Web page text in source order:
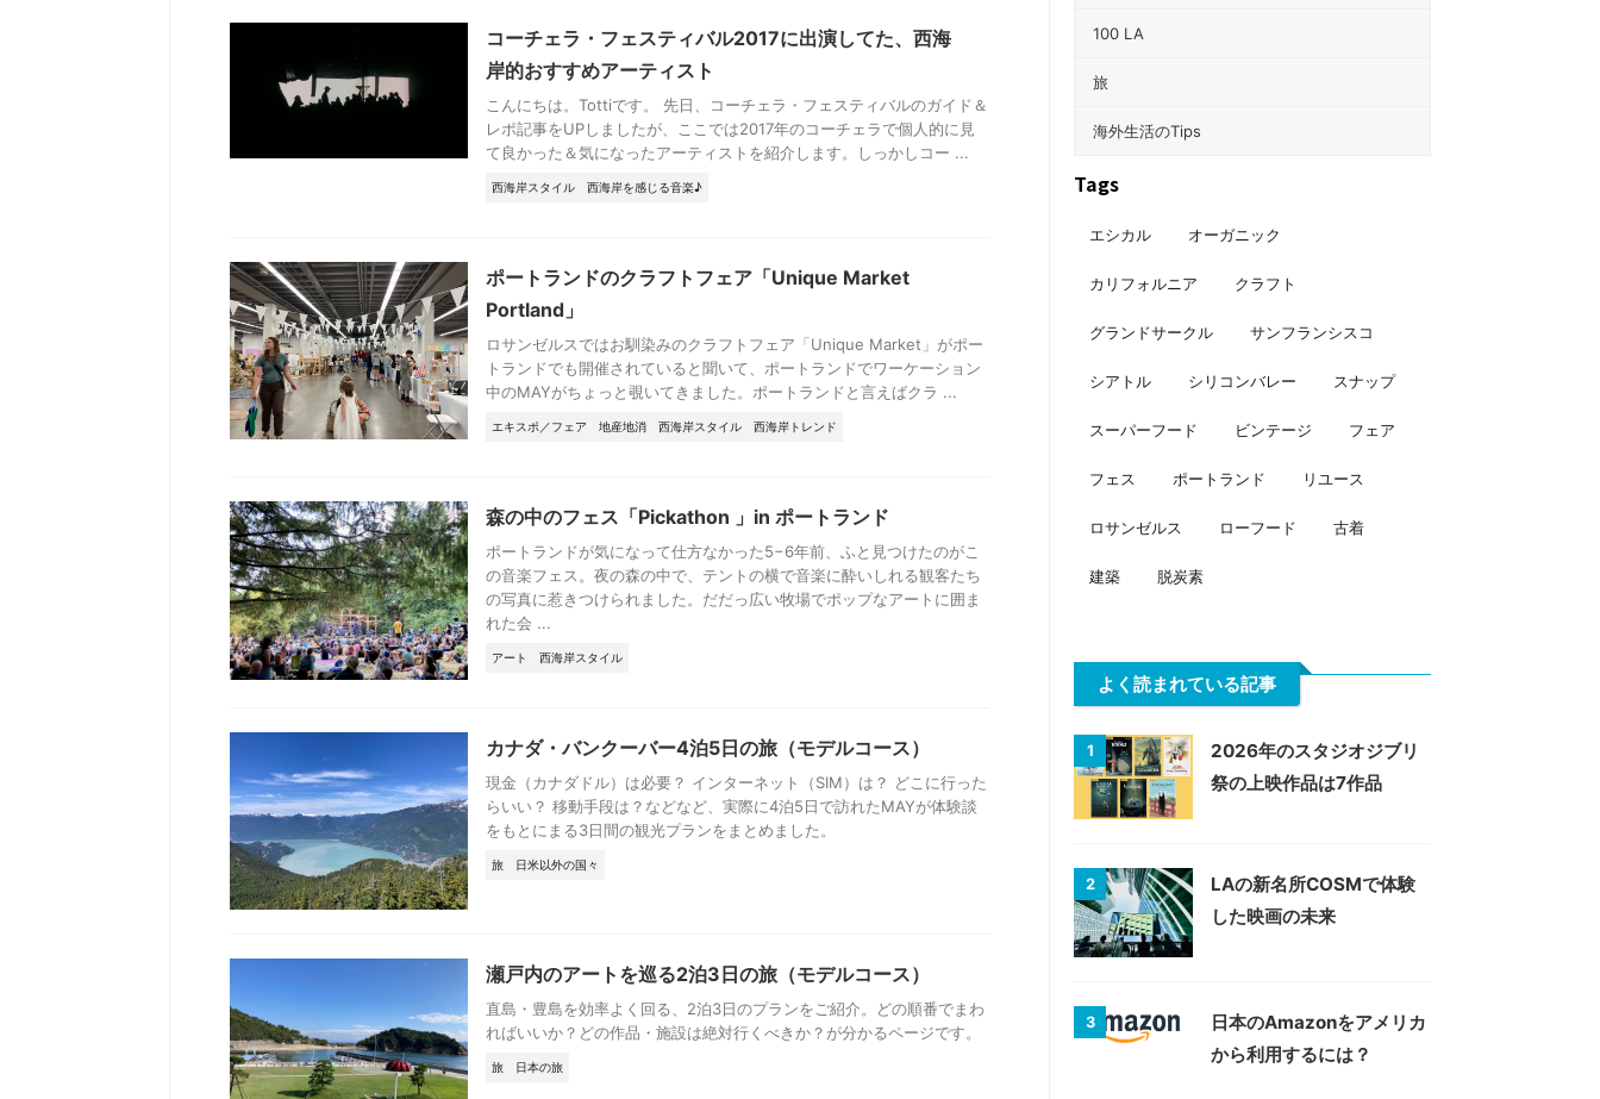
コーチェラ・フェスティバル2017に出演してた、西海
岸的おすすめアーティスト
こんにちは。Tottiです。 先日、コーチェラ・フェスティバルのガイド＆
レポ記事をUPしましたが、ここでは2017年のコーチェラで個人的に見
て良かった＆気になったアーティストを紹介します。しっかしコー ...
西海岸スタイル 西海岸を感じる音楽♪
ポートランドのクラフトフェア「Unique Market
Portland」
ロサンゼルスではお馴染みのクラフトフェア「Unique Market」がポー
トランドでも開催されていると聞いて、ポートランドでワーケーション
中のMAYがちょっと覗いてきました。ポートランドと言えばクラ ...
エキスポ／フェア 地産地消 西海岸スタイル 西海岸トレンド
森の中のフェス「Pickathon 」in ポートランド
ポートランドが気になって仕方なかった5−6年前、ふと見つけたのがこ
の音楽フェス。夜の森の中で、テントの横で音楽に酔いしれる観客たち
の写真に惹きつけられました。だだっ広い牧場でポップなアートに囲ま
れた会 ...
アート 西海岸スタイル
カナダ・バンクーバー4泊5日の旅（モデルコース）
現金（カナダドル）は必要？ インターネット（SIM）は？ どこに行った
らいい？ 移動手段は？などなど、実際に4泊5日で訪れたMAYが体験談
をもとにまる3日間の観光プランをまとめました。
旅 日米以外の国々
瀬戸内のアートを巡る2泊3日の旅（モデルコース）
直島・豊島を効率よく回る、2泊3日のプランをご紹介。どの順番でまわ
ればいいか？どの作品・施設は絶対行くべきか？が分かるページです。
旅 日本の旅
100 LA
旅
海外生活のTips
Tags
エシカル オーガニック
カリフォルニア クラフト
グランドサークル サンフランシスコ
シアトル シリコンバレー スナップ
スーパーフード ビンテージ フェア
フェス ポートランド リユース
ロサンゼルス ローフード 古着
建築 脱炭素
よく読まれている記事
1
2026年のスタジオジブリ
祭の上映作品は7作品
2
LAの新名所COSMで体験
した映画の未来
3
日本のAmazonをアメリカ
から利用するには？